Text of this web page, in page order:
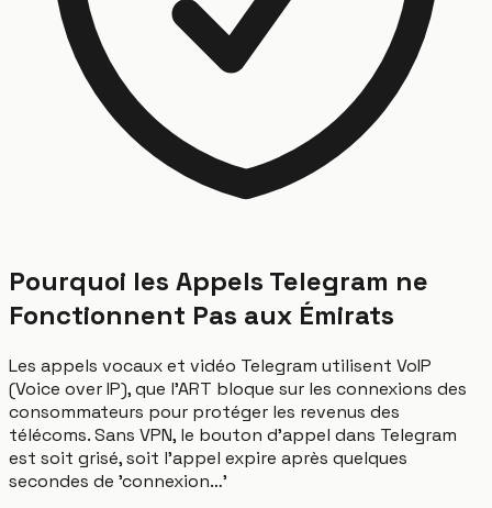
Pourquoi les Appels Telegram ne
Fonctionnent Pas aux Émirats
Les appels vocaux et vidéo Telegram utilisent VoIP
(Voice over IP), que l'ART bloque sur les connexions des
consommateurs pour protéger les revenus des
télécoms. Sans VPN, le bouton d'appel dans Telegram
est soit grisé, soit l'appel expire après quelques
secondes de 'connexion…'